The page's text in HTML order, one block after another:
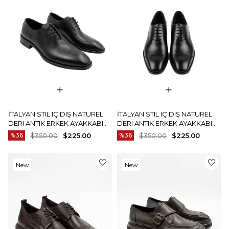
İTALYAN STIL IÇ DIŞ NATUREL
DERI ANTIK ERKEK AYAKKABI
SIYAH T15221-01
%36 $225.00
$350.00
İTALYAN STIL IÇ DIŞ NATUREL
DERI ANTIK ERKEK AYAKKABI
KAHVERENGI T15221-03
%36 $225.00
$350.00
New
New